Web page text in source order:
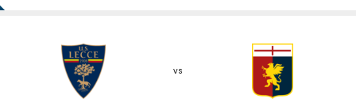
vs